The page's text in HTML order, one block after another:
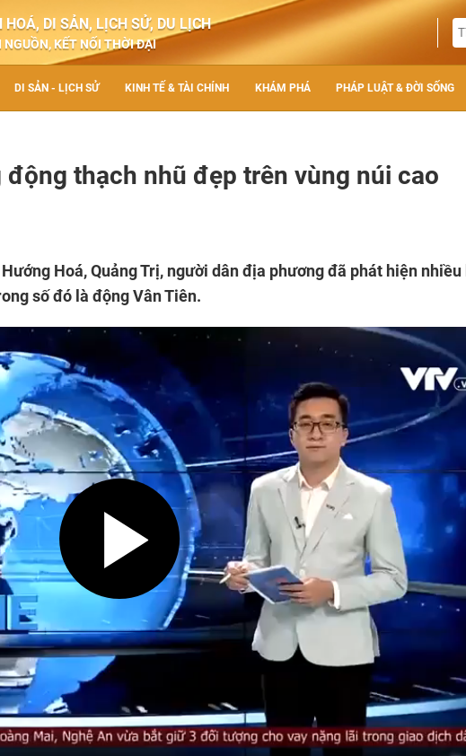
HOÁ, DI SẢN, LỊCH SỬ, DU LỊCH
NGUỒN, KẾT NỐI THỜI ĐẠI
DI SẢN - LỊCH SỬ KINH TẾ & TÀI CHÍNH KHÁM PHÁ PHÁP LUẬT & ĐỜI SỐNG
động thạch nhũ đẹp trên vùng núi cao
Hoá, Quảng Trị, người dân địa phương đã phát hiện nhiều
số đó là động Vân Tiên.